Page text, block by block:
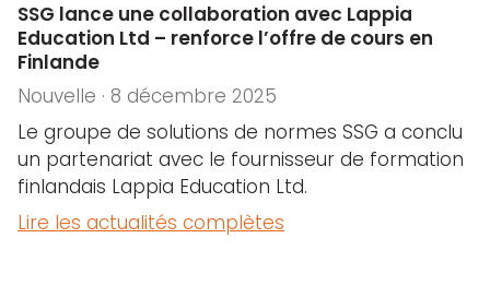
SSG lance une collaboration avec Lappia
Education Ltd – renforce l’offre de cours en
Finlande
Nouvelle · 8 décembre 2025
Le groupe de solutions de normes SSG a conclu
un partenariat avec le fournisseur de formation
finlandais Lappia Education Ltd.
Lire les actualités complètes